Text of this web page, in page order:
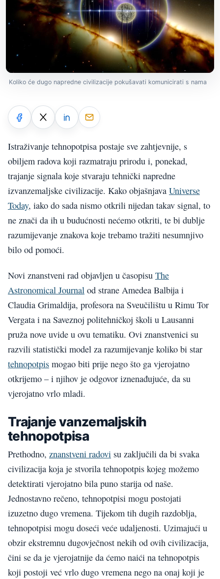
Koliko će dugo napredne civilizacije pokušavati komunicirati s nama
Istraživanje tehnopotpisa postaje sve zahtjevnije, s
obiljem radova koji razmatraju prirodu i, ponekad,
trajanje signala koje stvaraju tehnički napredne
izvanzemaljske civilizacije. Kako objašnjava Universe
Today, iako do sada nismo otkrili nijedan takav signal, to
ne znači da ih u budućnosti nećemo otkriti, te bi dublje
razumijevanje znakova koje trebamo tražiti nesumnjivo
bilo od pomoći.
Novi znanstveni rad objavljen u časopisu The
Astronomical Journal od strane Amedea Balbija i
Claudia Grimaldija, profesora na Sveučilištu u Rimu Tor
Vergata i na Saveznoj politehničkoj školi u Lausanni
pruža nove uvide u ovu tematiku. Ovi znanstvenici su
razvili statistički model za razumijevanje koliko bi star
tehnopotpis mogao biti prije nego što ga vjerojatno
otkrijemo – i njihov je odgovor iznenađujuće, da su
vjerojatno vrlo mladi.
Trajanje vanzemaljskih
tehnopotpisa
Prethodno, znanstveni radovi su zaključili da bi svaka
civilizacija koja je stvorila tehnopotpis kojeg možemo
detektirati vjerojatno bila puno starija od naše.
Jednostavno rečeno, tehnopotpisi mogu postojati
izuzetno dugo vremena. Tijekom tih dugih razdoblja,
tehnopotpisi mogu doseći veće udaljenosti. Uzimajući u
obzir ekstremnu dugovječnost nekih od ovih civilizacija,
čini se da je vjerojatnije da ćemo naići na tehnopotpis
koji postoji već vrlo dugo vremena nego na onaj koji je